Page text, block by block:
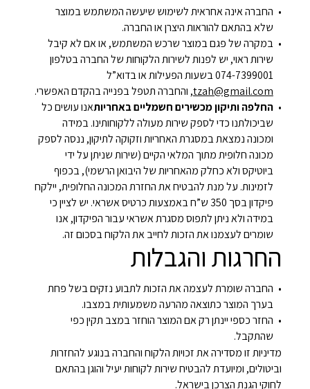
החברה אינה אחראית לשימוש שיעשה המשתמש במוצר
שלא בהתאם להוראות היצרן או החברה.
במקרה של פגם במוצר שרכש המשתמש, או אם לא קיבל
שירות ראוי, יש לפנות לשירות הלקוחות של החברה בטלפון
074-7399001 בשעות הפעילות או בדוא”ל
tzah@gmail.com, והחברה תטפל בפנייה בהקדם האפשרי.
החלפה ותיקון מכשירים חשמליים באחריותאנו עושים כל
שביכולתנו כדי לספק שירות מעולה ללקוחותינו. במידה
ומכונה נמצאת במסגרת האחריות וזקוקה לתיקון, ננסה לספק
מכונה חלופית מתוך המלאי הקיים (שירות שניתן על ידי
ביוטיקס ולא כחלק מהאחריות של היבואן הרשמי), בכפוף
לזמינות. על מנת להבטיח את החזרת המכונה החלופית, יילקח
פיקדון בסך 350 ש”ח באמצעות כרטיס אשראי. יש לציין כי
במידה ולא ניתן לתפוס מסגרת אשראי עבור הפיקדון, אנו
שומרים לעצמנו את הזכות לחייב את הלקוח בסכום זה.
החרגות והגבלות
החברה שומרת לעצמה את הזכות לתבוע נזקים בשל פחת
בערך המוצר כתוצאה מהרעה משמעותית במצבו.
החזר כספי יינתן רק אם המוצר הוחזר במצב תקין כפי
שהתקבל.
מדיניות זו מסדירה את זכויות הלקוח והחברה בנוגע להחזרות
וביטולים, ומיועדת להבטיח שירות לקוחות יעיל והוגן בהתאם
לחוקי הגנת הצרכן בישראל.